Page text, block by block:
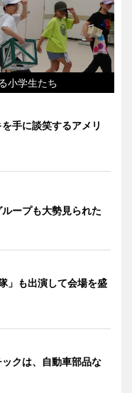
小学生たち
手に談笑するアメリ
ープも大勢見られた
」も出演して会場を盛
クは、自動車部品な